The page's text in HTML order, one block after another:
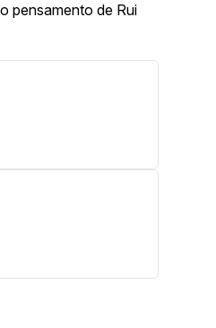
pensamento de Rui